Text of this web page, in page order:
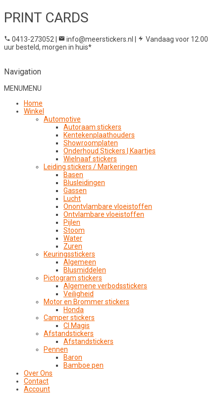
PRINT CARDS
0413-273052 | info@meerstickers.nl |
Vandaag voor 12.00
uur besteld, morgen in huis*
Navigation
MENUMENU
Home
Winkel
Automotive
Autoraam stickers
Kentekenplaathouders
Showroomplaten
Onderhoud Stickers | Kaartjes
Wielnaaf stickers
Leiding stickers / Markeringen
Basen
Blusleidingen
Gassen
Lucht
Onontvlambare vloeistoffen
Ontvlambare vloeistoffen
Pijlen
Stoom
Water
Zuren
Keuringsstickers
Algemeen
Blusmiddelen
Pictogram stickers
Algemene verbodsstickers
Veiligheid
Motor en Brommer stickers
Honda
Camper stickers
CI Magis
Afstandstickers
Afstandstickers
Pennen
Baron
Bamboe pen
Over Ons
Contact
Account